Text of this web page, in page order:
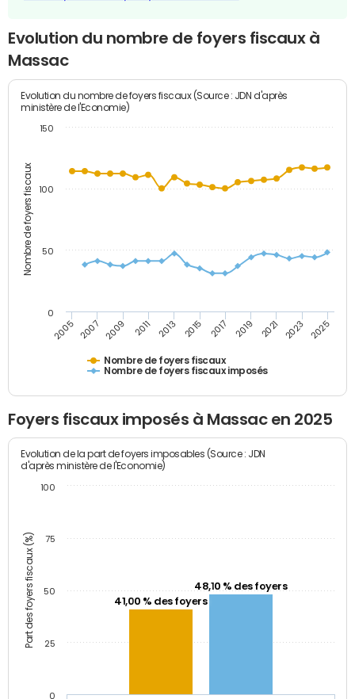
Evolution du nombre de foyers fiscaux à
Massac
Nombre de foyers fiscaux
Evolution du nombre de foyers fiscaux (Source : JDN d'après
ministère de l'Economie)
Nombre de foyers fiscaux
Nombre de foyers fiscaux imposés
2005 2007 2009 2011 2013 2015 2017 2019 2021 2023 2025
0
50
100
150
Foyers fiscaux imposés à Massac en 2025
Part des foyers fiscaux (%)
Evolution de la part de foyers imposables (Source : JDN
d'après ministère de l'Economie)
41,00 % des foyers
48,10 % des foyers
0
25
50
75
100